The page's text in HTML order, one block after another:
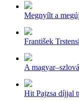
Megnyílt a
František
A
Hit Pajzsa díjjal